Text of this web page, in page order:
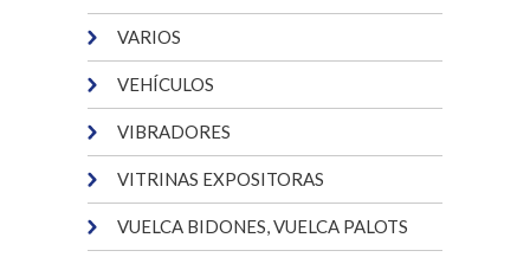
VARIOS
VEHÍCULOS
VIBRADORES
VITRINAS EXPOSITORAS
VUELCA BIDONES, VUELCA PALOTS